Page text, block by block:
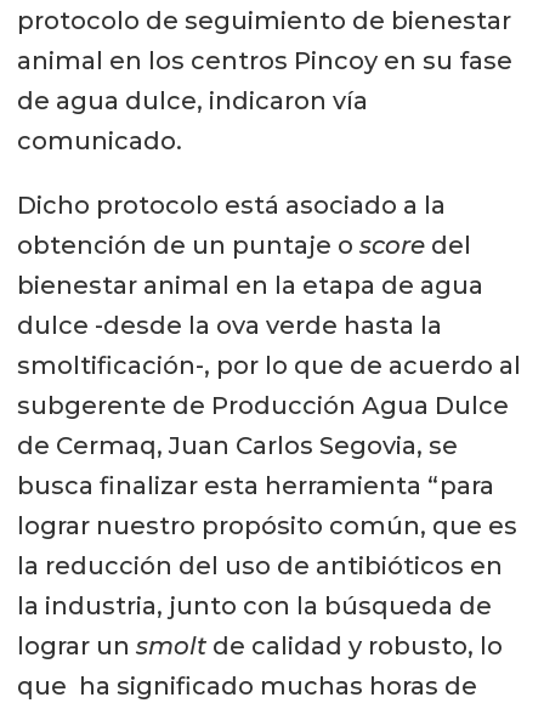
protocolo de seguimiento de bienestar
animal en los centros Pincoy en su fase
de agua dulce, indicaron vía
comunicado.
Dicho protocolo está asociado a la
obtención de un puntaje o scoredel
bienestar animal en la etapa de agua
dulce -desde la ova verde hasta la
smoltificación-, por lo que de acuerdo al
subgerente de Producción Agua Dulce
de Cermaq, Juan Carlos Segovia, se
busca finalizar esta herramienta “para
lograr nuestro propósito común, que es
la reducción del uso de antibióticos en
la industria, junto con la búsqueda de
lograr un smoltde calidad y robusto, lo
que ha significado muchas horas de